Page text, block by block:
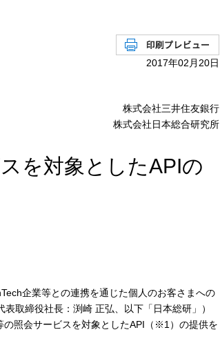
2017年02月20日
株式会社三井住友銀行
株式会社日本総合研究所
を対象としたAPIの
企業等との連携を通じた個人のお客さまへの
取締役社長：渕崎 正弘、以下「日本総研」）
照会サービスを対象としたAPI（※1）の提供を